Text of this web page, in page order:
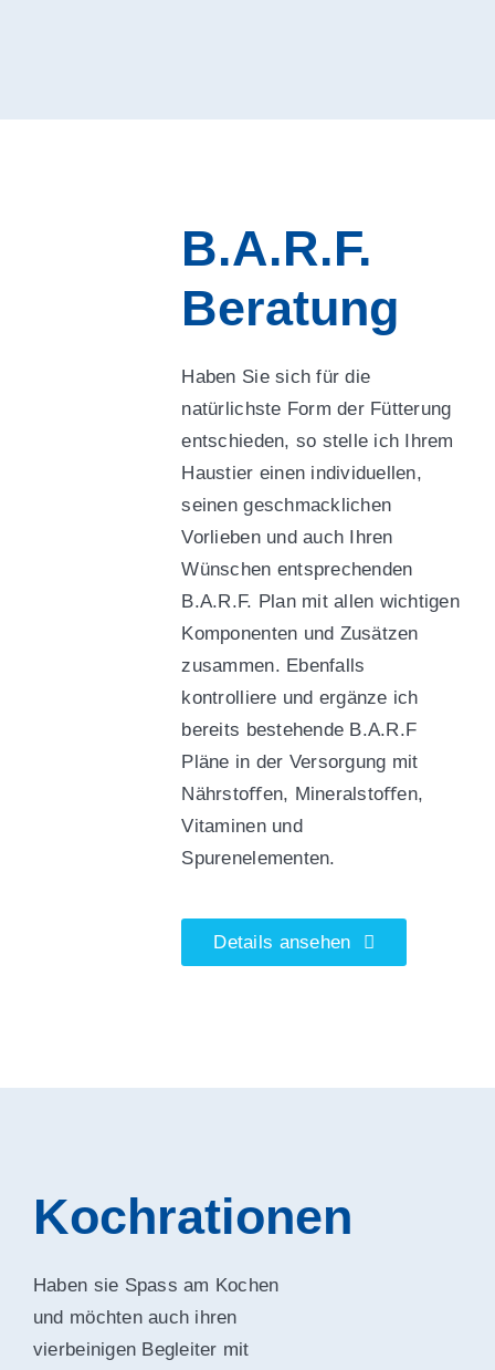
B.A.R.F.
Beratung
Haben Sie sich für die
natürlichste Form der Fütterung
entschieden, so stelle ich Ihrem
Haustier einen individuellen,
seinen geschmacklichen
Vorlieben und auch Ihren
Wünschen entsprechenden
B.A.R.F. Plan mit allen wichtigen
Komponenten und Zusätzen
zusammen. Ebenfalls
kontrolliere und ergänze ich
bereits bestehende B.A.R.F
Pläne in der Versorgung mit
Nährstoﬀen, Mineralstoﬀen,
Vitaminen und
Spurenelementen.
Details ansehen
Kochrationen
Haben sie Spass am Kochen
und möchten auch ihren
vierbeinigen Begleiter mit